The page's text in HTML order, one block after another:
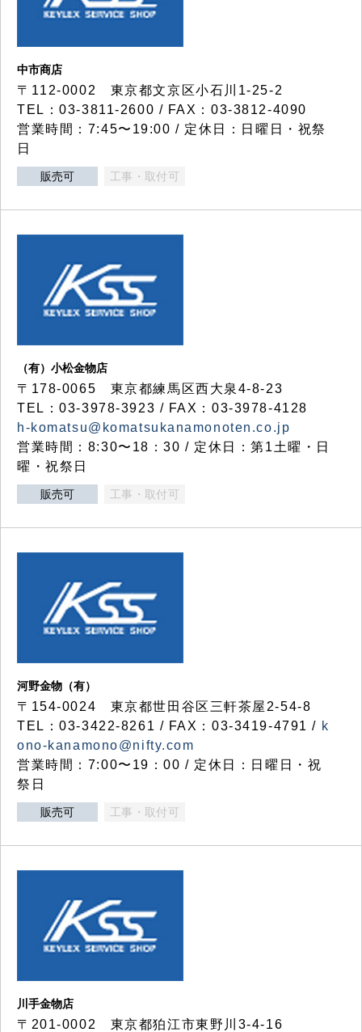
中市商店
〒112-0002 東京都文京区小石川1-25-2
TEL：03-3811-2600 / FAX：03-3812-4090
営業時間：7:45〜19:00 / 定休日：日曜日・祝祭
日
販売可 工事・取付可
（有）小松金物店
〒178-0065 東京都練馬区西大泉4-8-23
TEL：03-3978-3923 / FAX：03-3978-4128
h-komatsu@komatsukanamonoten.co.jp
営業時間：8:30〜18：30 / 定休日：第1土曜・日
曜・祝祭日
販売可 工事・取付可
河野金物（有）
〒154-0024 東京都世田谷区三軒茶屋2-54-8
TEL：03-3422-8261 / FAX：03-3419-4791 / k
ono-kanamono@nifty.com
営業時間：7:00〜19：00 / 定休日：日曜日・祝
祭日
販売可 工事・取付可
川手金物店
〒201-0002 東京都狛江市東野川3-4-16